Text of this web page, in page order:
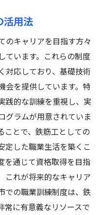
活用法
のキャリアを目指す方々
ています。これらの制度
対応しており、基礎技術
会を提供しています。特
践的な訓練を重視し、実
グラムが用意されていま
ことで、鉄筋工としての
定した職業生活を築くこ
を通じて資格取得を目指
これが将来的なキャリア
での職業訓練制度は、鉄
常に有意義なリソースで